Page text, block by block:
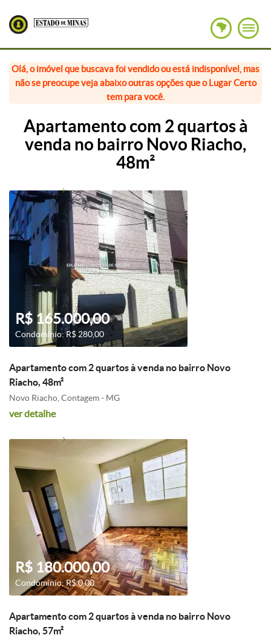
Olá, o imóvel que buscava foi vendido ou está indisponível, mas
não se preocupe veja abaixo outras opções que o Lugar Certo
tem para você.
Apartamento com 2 quartos à
venda no bairro Novo Riacho,
48m²
R$ 165.000,00
Condomínio: R$ 280,00
Apartamento com 2 quartos à venda no bairro Novo
Riacho, 48m²
Novo Riacho, Contagem - MG
ver detalhe
R$ 180.000,00
Condomínio: R$ 0,00
Apartamento com 2 quartos à venda no bairro Novo
Riacho, 57m²